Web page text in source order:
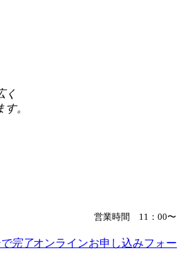
く
。
営業時間 11：00〜
完了オンラインお申し込みフォー